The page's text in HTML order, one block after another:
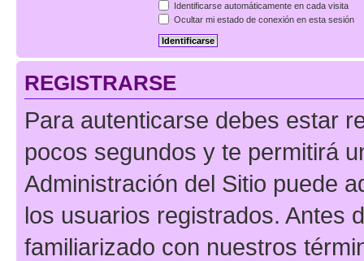
Identificarse automáticamente en cada visita
Ocultar mi estado de conexión en esta sesión
REGISTRARSE
Para autenticarse debes estar
pocos segundos y te permitirá
Administración del Sitio puede
los usuarios registrados. Antes
familiarizado con nuestros